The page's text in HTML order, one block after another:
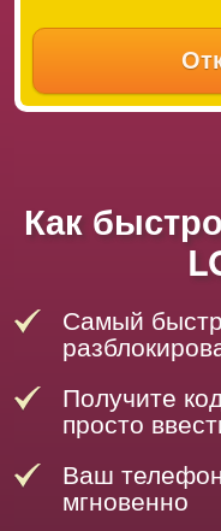
Как
Самый
Получите
просто
Ваш
мгновенно